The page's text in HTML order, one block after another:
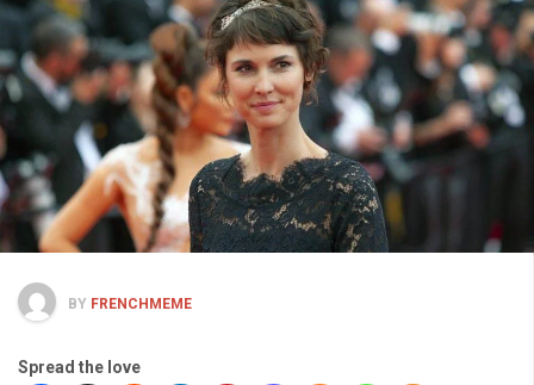
BY FRENCHMEME
Spread the love